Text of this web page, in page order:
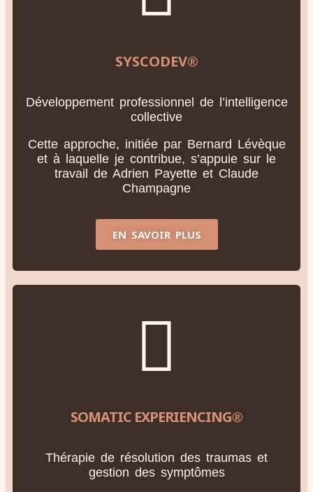
SYSCODEV®
Développement professionnel de l’intelligence
collective
Cette approche, initiée par Bernard Lévèque
et à laquelle je contribue, s’appuie sur le
travail de Adrien Payette et Claude
Champagne
EN SAVOIR PLUS
SOMATIC EXPERIENCING®
Thérapie de résolution des traumas et
gestion des symptômes